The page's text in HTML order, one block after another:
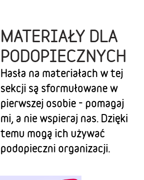
MATERIAŁY DLA
PODOPIECZNYCH
Hasła na materiałach w tej
sekcji są sformułowane w
pierwszej osobie - pomagaj
mi, a nie wspieraj nas. Dzięki
temu mogą ich używać
podopieczni organizacji.